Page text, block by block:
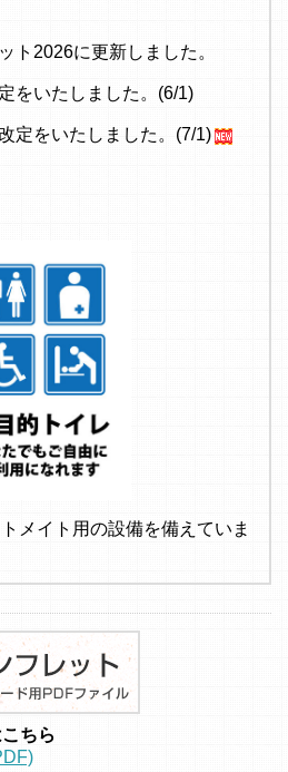
ト2026に更新しました。
をいたしました。(6/1)
をいたしました。(7/1)
メイト用の設備を備えていま
ちら